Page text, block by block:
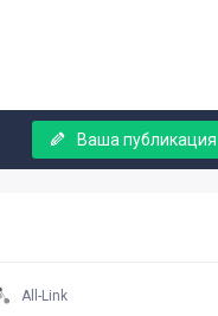
Ваша публикация
All-Link